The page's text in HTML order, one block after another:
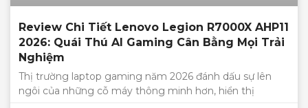
Review Chi Tiết Lenovo Legion R7000X AHP11
2026: Quái Thú AI Gaming Cân Bằng Mọi Trải
Nghiệm
Thị trường laptop gaming năm 2026 đánh dấu sự lên
ngôi của những cỗ máy thông minh hơn, hiển thị